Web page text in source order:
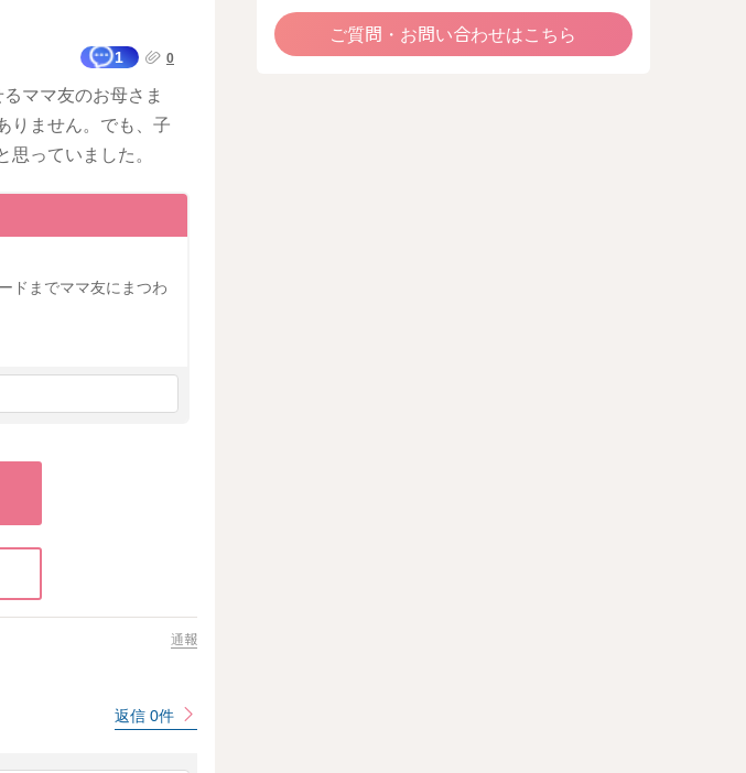
1 0
ママ友のお母さま
りません。でも、子
っていました。
ドまでママ友にまつわ
通報
返信 0件
ご質問・お問い合わせはこちら